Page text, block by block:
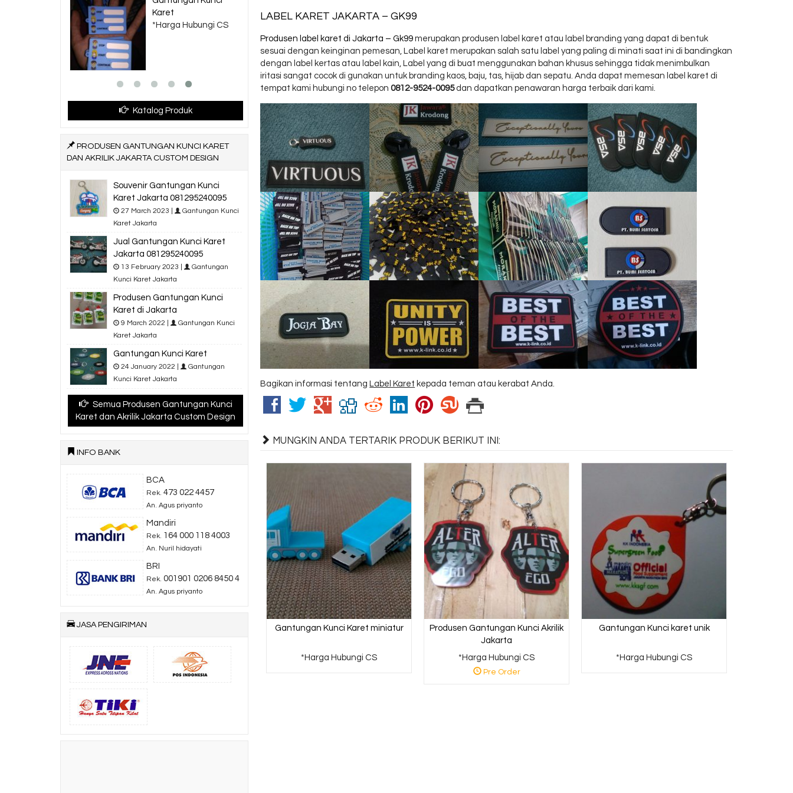
LABEL KARET JAKARTA – GK99
Produsen label karet di Jakarta – Gk99 merupakan produsen label karet atau label branding yang dapat di bentuk
sesuai dengan keinginan pemesan, Label karet merupakan salah satu label yang paling di minati saat ini di bandingkan
dengan label kertas atau label kain, Label yang di buat menggunakan bahan khusus sehingga tidak menimbulkan
iritasi sangat cocok di gunakan untuk branding kaos, baju, tas, hijab dan sepatu. Anda dapat memesan label karet di
tempat kami hubungi no telepon 0812-9524-0095dan dapatkan penawaran harga terbaik dari kami.
Bagikan informasi tentang Label Karet kepada teman atau kerabat Anda.
MUNGKIN ANDA TERTARIK PRODUK BERIKUT INI:
Gantungan Kunci Karet miniatur
*Harga Hubungi CS
Produsen Gantungan Kunci Akrilik
Jakarta
*Harga Hubungi CS
Pre Order
Gantungan Kunci karet unik
*Harga Hubungi CS
Karet
*Harga Hubungi CS
Katalog Produk
PRODUSEN GANTUNGAN KUNCI KARET
DAN AKRILIK JAKARTA CUSTOM DESIGN
Souvenir Gantungan Kunci
Karet Jakarta 081295240095
27 March 2023 |
Gantungan Kunci
Karet Jakarta
Jual Gantungan Kunci Karet
Jakarta 081295240095
13 February 2023 |
Gantungan
Kunci Karet Jakarta
Produsen Gantungan Kunci
Karet di Jakarta
9 March 2022 |
Gantungan Kunci
Karet Jakarta
Gantungan Kunci Karet
24 January 2022 |
Gantungan
Kunci Karet Jakarta
Semua Produsen Gantungan Kunci
Karet dan Akrilik Jakarta Custom Design
INFO BANK
BCA
Rek. 473 022 4457
An. Agus priyanto
Mandiri
Rek. 164 000 118 4003
An. Nuril hidayati
BRI
Rek. 001901 0206 8450 4
An. Agus priyanto
JASA PENGIRIMAN